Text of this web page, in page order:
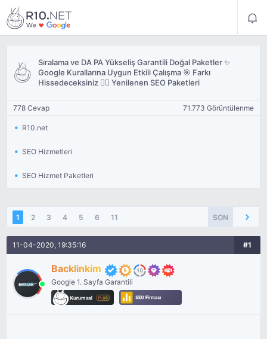
Sıralama ve DA PA Yükseliş Garantili Doğal Paketler ✨
Google Kurallarına Uygun Etkili Çalışma 🎯 Farkı
Hissedeceksiniz 👌🏻 Yenilenen SEO Paketleri
778 Cevap 71.773 Görüntülenme
R10.net
SEO Hizmetleri
SEO Hizmet Paketleri
1 2 3 4 5 6 11 SON
11-04-2020, 19:35:16 #1
Backlinkim
Google 1. Sayfa Garantili